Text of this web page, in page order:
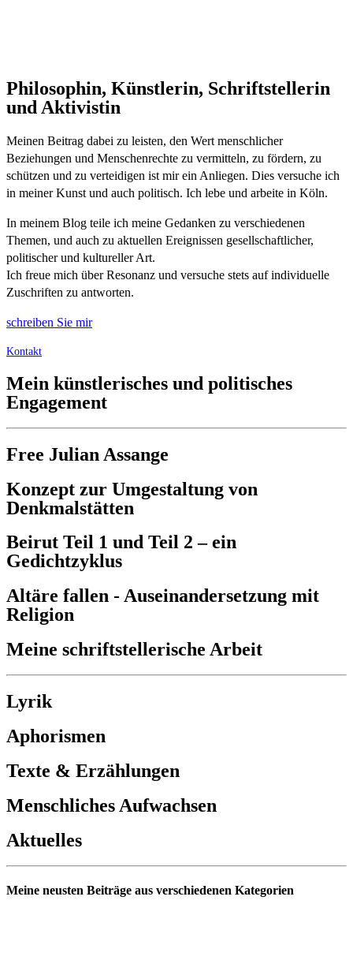
Philosophin, Künstlerin, Schriftstellerin
und Aktivistin
Meinen Beitrag dabei zu leisten, den Wert menschlicher
Beziehungen und Menschenrechte zu vermitteln, zu fördern, zu
schützen und zu verteidigen ist mir ein Anliegen. Dies versuche ich
in meiner Kunst und auch politisch. Ich lebe und arbeite in Köln.
In meinem Blog teile ich meine Gedanken zu verschiedenen
Themen, und auch zu aktuellen Ereignissen gesellschaftlicher,
politischer und kultureller Art.
Ich freue mich über Resonanz und versuche stets auf individuelle
Zuschriften zu antworten.
schreiben Sie mir
Kontakt
Mein künstlerisches und politisches
Engagement
Free Julian Assange
Konzept zur Umgestaltung von
Denkmalstätten
Beirut Teil 1 und Teil 2 – ein
Gedichtzyklus
Altäre fallen - Auseinandersetzung mit
Religion
Meine schriftstellerische Arbeit
Lyrik
Aphorismen
Texte & Erzählungen
Menschliches Aufwachsen
Aktuelles
Meine neusten Beiträge aus verschiedenen Kategorien